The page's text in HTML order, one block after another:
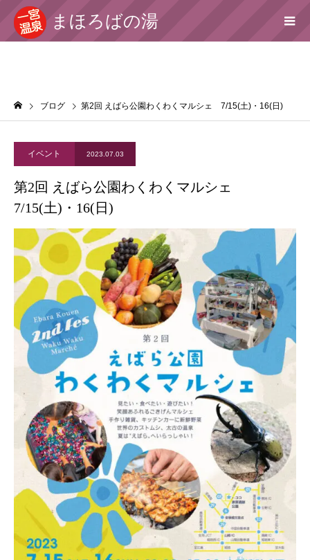
まほろばの湯
ブログ 第2回 えばら公園わくわくマルシェ 7/15(土)・16(日)
イベント 2023.07.03
第2回 えばら公園わくわくマルシェ
7/15(土)・16(日)